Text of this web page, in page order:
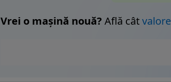
Vrei o mașină nouă? Află cât